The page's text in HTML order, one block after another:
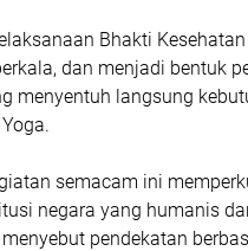
Bhakti
dan menjadi bentuk
menyentuh langsung
semacam ini
negara yang humanis
pendekatan